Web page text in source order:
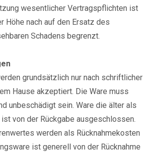
wesentlicher Vertragspflichten ist
Höhe nach auf den Ersatz des
Schadens begrenzt.
grundsätzlich nur nach schriftlicher
Hause akzeptiert. Die Ware muss
unbeschädigt sein. Ware die älter als
von der Rückgabe ausgeschlossen.
werden als Rücknahmekosten
ist generell von der Rücknahme